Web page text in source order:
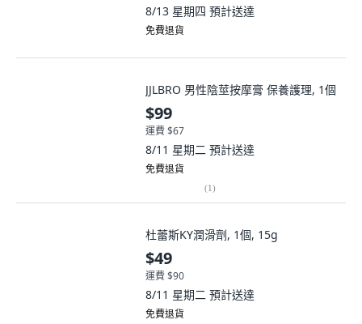
8/13 星期四 預計送達
免費退貨
JJLBRO 男性陰莖按摩膏 保養護理, 1個
$99
運費 $67
8/11 星期二 預計送達
免費退貨
(1)
杜蕾斯KY潤滑劑, 1個, 15g
$49
運費 $90
8/11 星期二 預計送達
免費退貨